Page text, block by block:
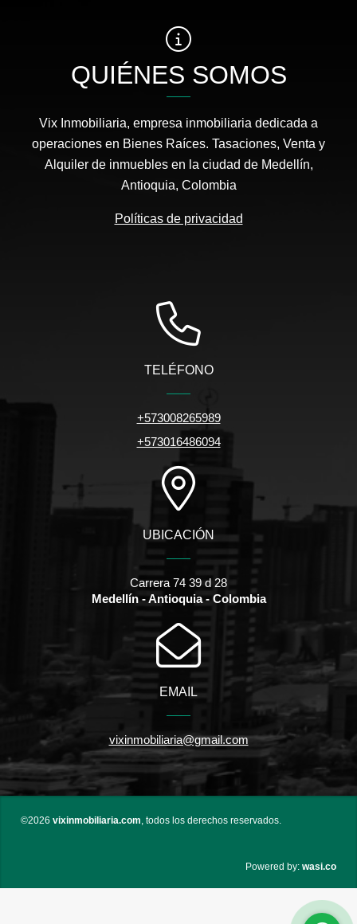
QUIÉNES SOMOS
Vix Inmobiliaria, empresa inmobiliaria dedicada a
operaciones en Bienes Raíces. Tasaciones, Venta y
Alquiler de inmuebles en la ciudad de Medellín,
Antioquia, Colombia
Políticas de privacidad
TELÉFONO
+573008265989
+573016486094
UBICACIÓN
Carrera 74 39 d 28
Medellín - Antioquia - Colombia
EMAIL
vixinmobiliaria@gmail.com
©2026 vixinmobiliaria.com, todos los derechos reservados.
Powered by: wasi.co